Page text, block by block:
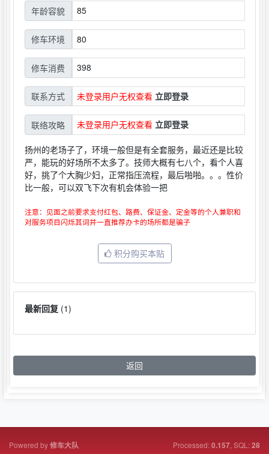
年龄容貌 85
修车环境 80
修车消费 398
联系方式 未登录用户无权查看 立即登录
联络攻略 未登录用户无权查看 立即登录
扬州的老场子了，环境一般但是有全套服务，最近还是比较
严，能玩的好场所不太多了。技师大概有七八个，看个人喜
好，挑了个大胸少妇，正常指压流程，最后啪啪。。。性价
比一般，可以双飞下次有机会体验一把
注意：见面之前要求支付红包、路费、保证金、定金等的个人兼职和
对服务项目闪烁其词并一直推荐办卡的场所都是骗子
积分购买本贴
最新回复(1)
返回
Powered by修车大队 Processed:0.157, SQL:28